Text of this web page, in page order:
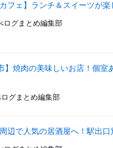
カフェ】ランチ＆スイーツが
ログまとめ編集部
】焼肉の美味しいお店！個室
グまとめ編集部
辺で人気の居酒屋へ！駅出口